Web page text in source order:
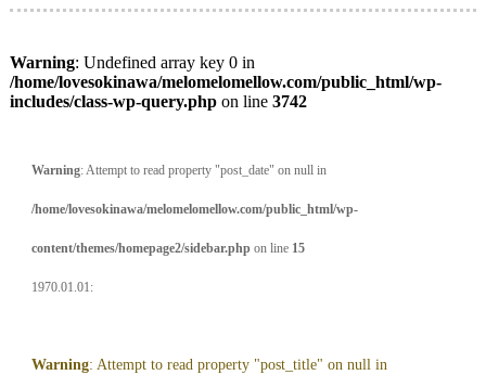
Warning: Undefined array key 0 in
/home/lovesokinawa/melomelomellow.com/public_html/wp-
includes/class-wp-query.phpon line 3742
Warning: Attempt to read property "post_date" on null in
/home/lovesokinawa/melomelomellow.com/public_html/wp-
content/themes/homepage2/sidebar.php on line 15
1970.01.01:
Warning: Attempt to read property "post_title" on null in